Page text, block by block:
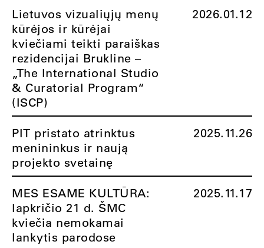
Lietuvos vizualiųjų menų
kūrėjos ir kūrėjai
kviečiami teikti paraiškas
rezidencijai Brukline –
„The International Studio
& Curatorial Program“
(ISCP)
2026.01.12
PIT pristato atrinktus
menininkus ir naują
projekto svetainę
2025.11.26
MES ESAME KULTŪRA:
lapkričio 21 d. ŠMC
kviečia nemokamai
lankytis parodose
2025.11.17